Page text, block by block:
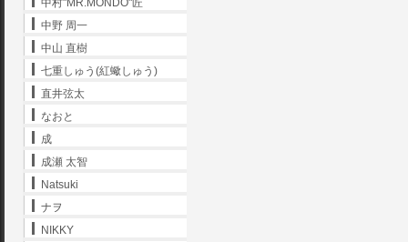
中村"MR.MONDO"匠
中野 周一
中山 直樹
七重しゅう(紅蠍しゅう)
直井弦太
なおと
成
成瀬 太智
Natsuki
ナヲ
NIKKY